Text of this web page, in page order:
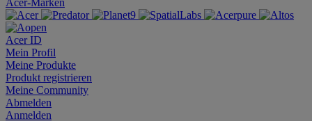
Acer-Marken
Acer ID
Mein Profil
Meine Produkte
Produkt registrieren
Meine Community
Abmelden
Anmelden